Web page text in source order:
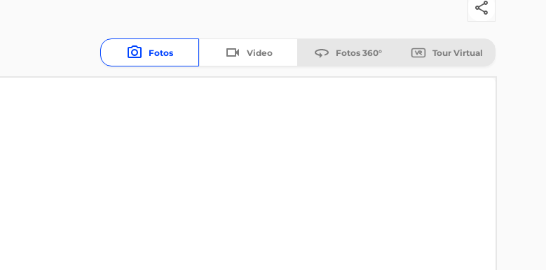
Fotos Video Fotos 360° Tour Virtual